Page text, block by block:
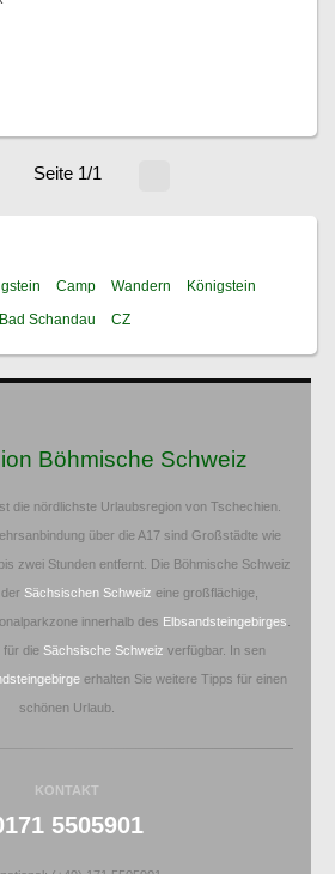
Seite 1/1
Camp Wandern
Königstein
Bad Schandau CZ
Böhmische Schweiz
die nördlichste Urlaubsregion von Tschechien.
über die A17 sind Großstädte wie
zwei Stunden entfernt. Die Böhmische Schweiz
Sächsischen Schweiz eine großflächige,
innerhalb des Elbsandsteingebirges
die Sächsische Schweiz verfügbar. In sen
erhalten Sie weitere Tipps für einen
schönen Urlaub.
KONTAKT
5505901